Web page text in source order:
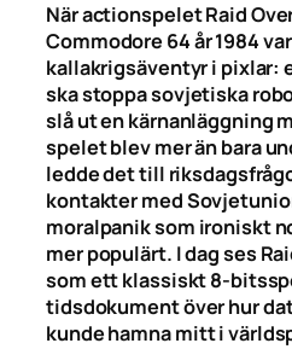
När action­spelet Raid
Commodore 64 år 1984
kallakrigsäventyr i pixlar:
ska stoppa sovjetiska
slå ut en kärnanläggning
spelet blev mer än bara
ledde det till
kontakter med
moralpanik som ironiskt
mer populärt. I dag ses
som ett klassiskt 8-
tidsdokument över hur
kunde hamna mitt i